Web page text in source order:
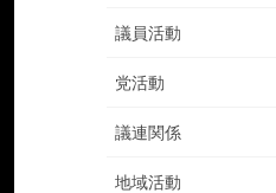
議員活動
党活動
議連関係
地域活動